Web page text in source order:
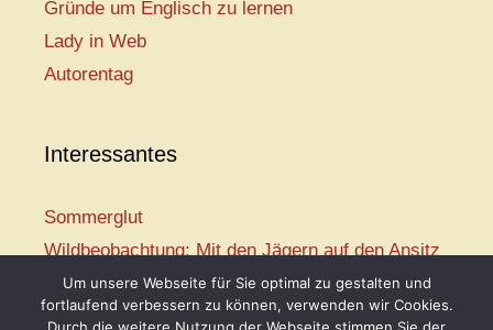
Gründe um Englisch zu lernen
Lady in Web
Autorentag
Interessantes
Sommerglut
Wildbeobachtung: Mit den Jägern auf den Ansitz
Mir ist so heiß
Mission: Rettungsschwimmer
Um unsere Webseite für Sie optimal zu gestalten und
fortlaufend verbessern zu können, verwenden wir Cookies.